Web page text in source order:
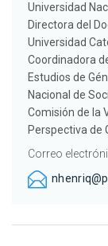
Universidad
Directora del
Universidad
Coordinadora
Estudios de
Nacional de
Comisión de la
Perspectiva de
Correo